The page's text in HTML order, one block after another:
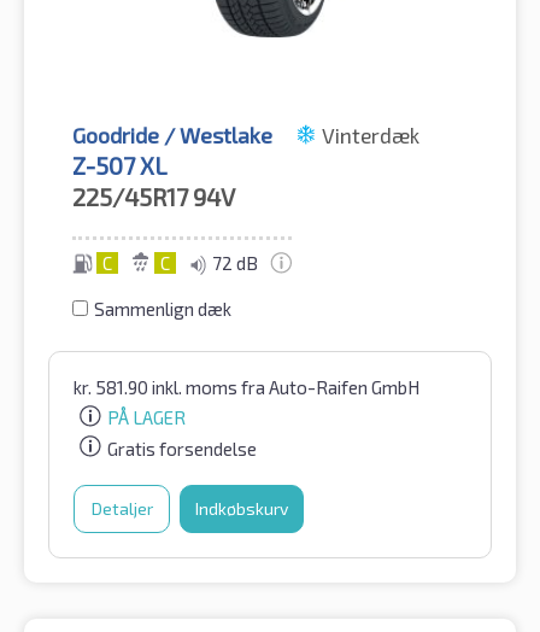
Goodride / Westlake Vinterdæk
Z-507 XL
225/45R17 94V
C C 72 dB
Sammenlign dæk
kr. 581.90 inkl. moms fra Auto-Raifen GmbH
PÅ LAGER
Gratis forsendelse
Detaljer Indkøbskurv